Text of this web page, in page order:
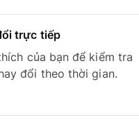
trực tiếp
của bạn để kiểm tra
đổi theo thời gian.